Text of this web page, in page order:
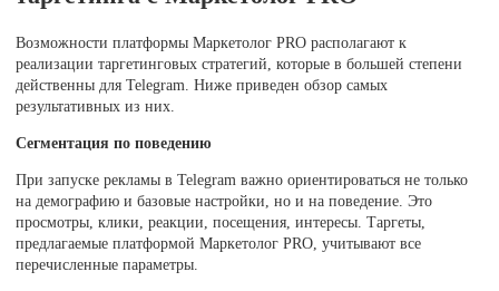
Возможности платформы Маркетолог PRO располагают к
реализации таргетинговых стратегий, которые в большей степени
действенны для Telegram. Ниже приведен обзор самых
результативных из них.
Сегментация по поведению
При запуске рекламы в Telegram важно ориентироваться не только
на демографию и базовые настройки, но и на поведение. Это
просмотры, клики, реакции, посещения, интересы. Таргеты,
предлагаемые платформой Маркетолог PRO, учитывают все
перечисленные параметры.